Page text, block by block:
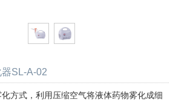
SL-A-02
方式，利用压缩空气将液体药物雾化成细